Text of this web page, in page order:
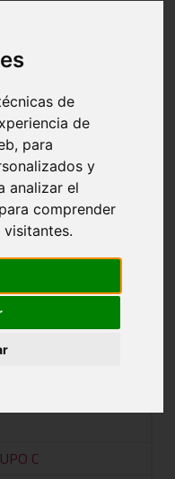
de
de
para
y
analizar el
comprender
1ª
A
1ª
B
C